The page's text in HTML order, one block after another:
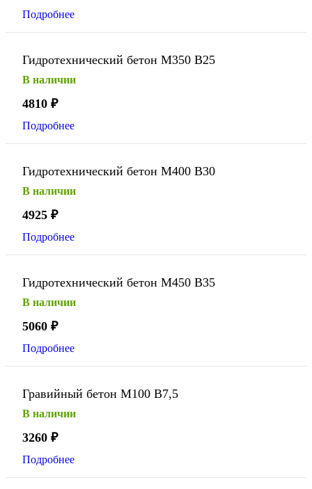
Подробнее
Гидротехнический бетон М350 В25
В наличии
4810 ₽
Подробнее
Гидротехнический бетон М400 В30
В наличии
4925 ₽
Подробнее
Гидротехнический бетон М450 В35
В наличии
5060 ₽
Подробнее
Гравийный бетон М100 В7,5
В наличии
3260 ₽
Подробнее